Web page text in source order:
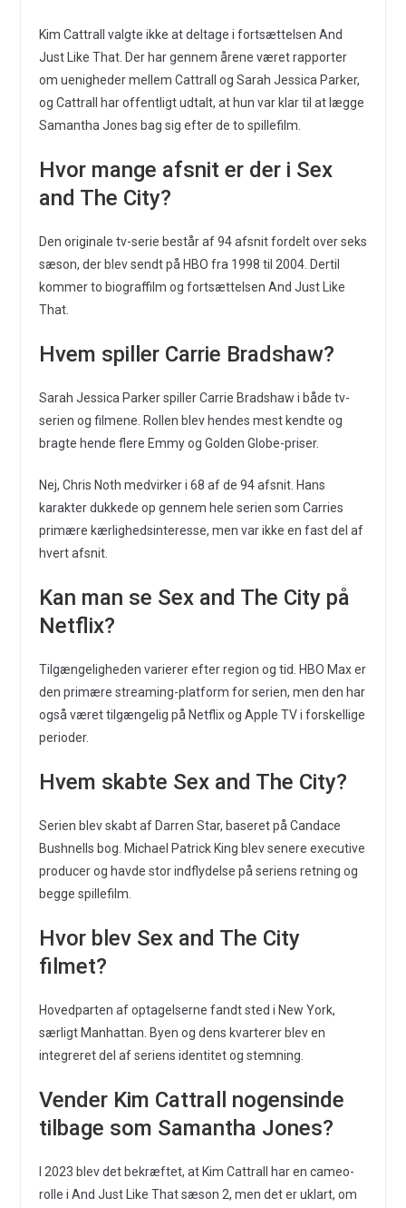
Kim Cattrall valgte ikke at deltage i fortsættelsen And
Just Like That. Der har gennem årene været rapporter
om uenigheder mellem Cattrall og Sarah Jessica Parker,
og Cattrall har offentligt udtalt, at hun var klar til at lægge
Samantha Jones bag sig efter de to spillefilm.
Hvor mange afsnit er der i Sex
and The City?
Den originale tv-serie består af 94 afsnit fordelt over seks
sæson, der blev sendt på HBO fra 1998 til 2004. Dertil
kommer to biograffilm og fortsættelsen And Just Like
That.
Hvem spiller Carrie Bradshaw?
Sarah Jessica Parker spiller Carrie Bradshaw i både tv-
serien og filmene. Rollen blev hendes mest kendte og
bragte hende flere Emmy og Golden Globe-priser.
Nej, Chris Noth medvirker i 68 af de 94 afsnit. Hans
karakter dukkede op gennem hele serien som Carries
primære kærlighedsinteresse, men var ikke en fast del af
hvert afsnit.
Kan man se Sex and The City på
Netflix?
Tilgængeligheden varierer efter region og tid. HBO Max er
den primære streaming-platform for serien, men den har
også været tilgængelig på Netflix og Apple TV i forskellige
perioder.
Hvem skabte Sex and The City?
Serien blev skabt af Darren Star, baseret på Candace
Bushnells bog. Michael Patrick King blev senere executive
producer og havde stor indflydelse på seriens retning og
begge spillefilm.
Hvor blev Sex and The City
filmet?
Hovedparten af optagelserne fandt sted i New York,
særligt Manhattan. Byen og dens kvarterer blev en
integreret del af seriens identitet og stemning.
Vender Kim Cattrall nogensinde
tilbage som Samantha Jones?
I 2023 blev det bekræftet, at Kim Cattrall har en cameo-
rolle i And Just Like That sæson 2, men det er uklart, om